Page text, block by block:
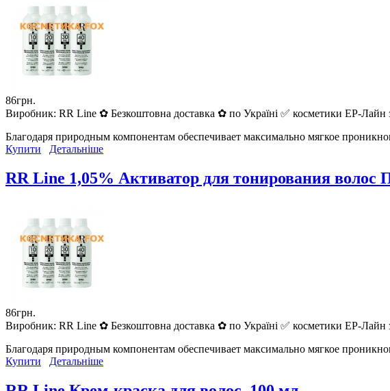
86грн.
Виробник: RR Line ✿ Безкоштовна доставка ✿ по Україні ✅ косметики ЕР-Лайн
Благодаря природным компонентам обеспечивает максимально мягкое
Купити
Детальніше
RR Line 1,05% Активатор для тонирования
86грн.
Виробник: RR Line ✿ Безкоштовна доставка ✿ по Україні ✅ косметики ЕР-Лайн
Благодаря природным компонентам обеспечивает максимально мягкое
Купити
Детальніше